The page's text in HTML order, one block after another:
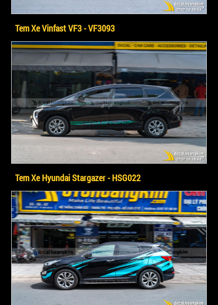
Tem Xe Vinfast VF3 - VF3093
Tem Xe Hyundai Stargazer - HSG022